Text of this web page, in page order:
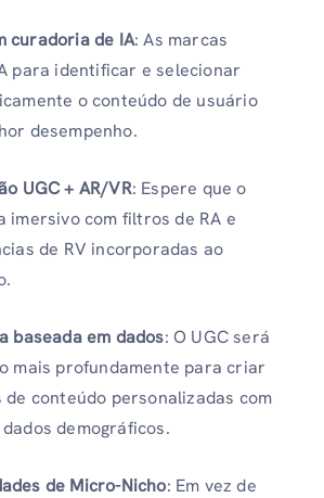
curadoria de IA: As marcas
para identificar e selecionar
o conteúdo de usuário
desempenho.
UGC + AR/VR: Espere que o
imersivo com filtros de RA e
de RV incorporadas ao
baseada em dados: O UGC será
mais profundamente para criar
de conteúdo personalizadas com
demográficos.
de Micro-Nicho: Em vez de